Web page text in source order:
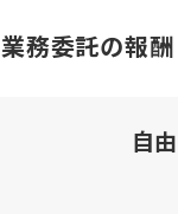
業務委託の報
自